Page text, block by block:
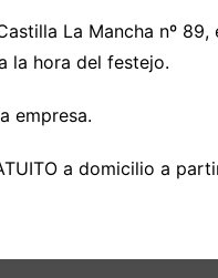
La Mancha nº 89,
la hora del festejo.
empresa.
a domicilio a